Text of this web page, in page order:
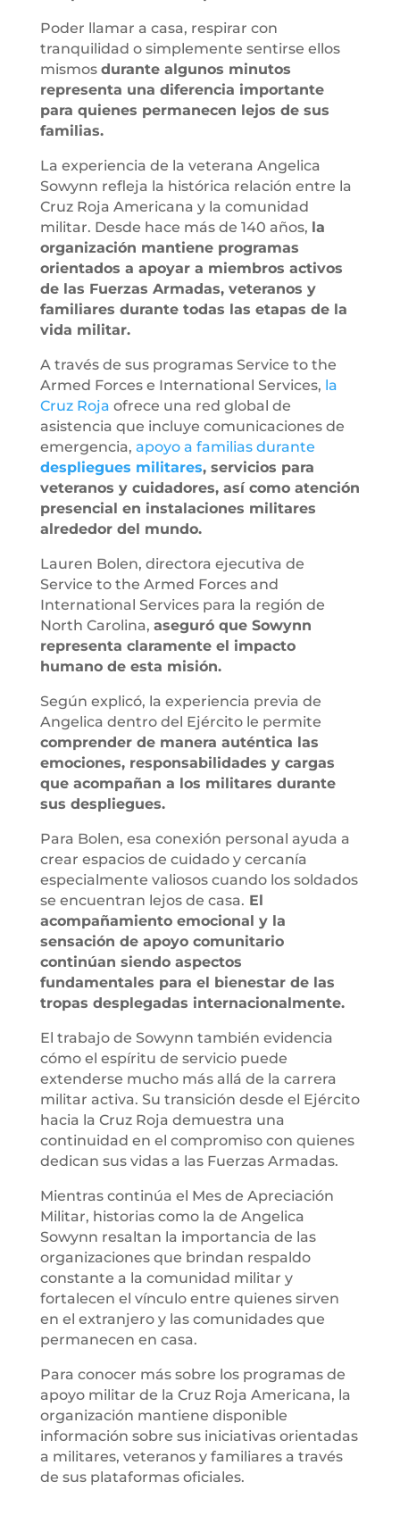
Poder llamar a casa, respirar con
tranquilidad o simplemente sentirse ellos
mismos durante algunos minutos
representa una diferencia importante
para quienes permanecen lejos de sus
familias.
La experiencia de la veterana Angelica
Sowynn refleja la histórica relación entre la
Cruz Roja Americana y la comunidad
militar. Desde hace más de 140 años, la
organización mantiene programas
orientados a apoyar a miembros activos
de las Fuerzas Armadas, veteranos y
familiares durante todas las etapas de la
vida militar.
A través de sus programas Service to the
Armed Forces e International Services, la
Cruz Roja ofrece una red global de
asistencia que incluye comunicaciones de
emergencia, apoyo a familias durante
despliegues militares, servicios para
veteranos y cuidadores, así como atención
presencial en instalaciones militares
alrededor del mundo.
Lauren Bolen, directora ejecutiva de
Service to the Armed Forces and
International Services para la región de
North Carolina, aseguró que Sowynn
representa claramente el impacto
humano de esta misión.
Según explicó, la experiencia previa de
Angelica dentro del Ejército le permite
comprender de manera auténtica las
emociones, responsabilidades y cargas
que acompañan a los militares durante
sus despliegues.
Para Bolen, esa conexión personal ayuda a
crear espacios de cuidado y cercanía
especialmente valiosos cuando los soldados
se encuentran lejos de casa. El
acompañamiento emocional y la
sensación de apoyo comunitario
continúan siendo aspectos
fundamentales para el bienestar de las
tropas desplegadas internacionalmente.
El trabajo de Sowynn también evidencia
cómo el espíritu de servicio puede
extenderse mucho más allá de la carrera
militar activa. Su transición desde el Ejército
hacia la Cruz Roja demuestra una
continuidad en el compromiso con quienes
dedican sus vidas a las Fuerzas Armadas.
Mientras continúa el Mes de Apreciación
Militar, historias como la de Angelica
Sowynn resaltan la importancia de las
organizaciones que brindan respaldo
constante a la comunidad militar y
fortalecen el vínculo entre quienes sirven
en el extranjero y las comunidades que
permanecen en casa.
Para conocer más sobre los programas de
apoyo militar de la Cruz Roja Americana, la
organización mantiene disponible
información sobre sus iniciativas orientadas
a militares, veteranos y familiares a través
de sus plataformas oficiales.